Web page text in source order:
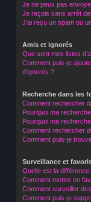
Je ne peux pas
Je reçois sans arrêt
J’ai reçu un spam ou
Amis et ignorés
Que sont mes listes
Comment puis-je
d’ignorés ?
Recherche dans les
Comment rechercher
Pourquoi ma
Pourquoi ma
Comment rechercher
Comment puis-je
Surveillance et
Quelle est la
Comment mettre en
Comment surveiller
Comment puis-je